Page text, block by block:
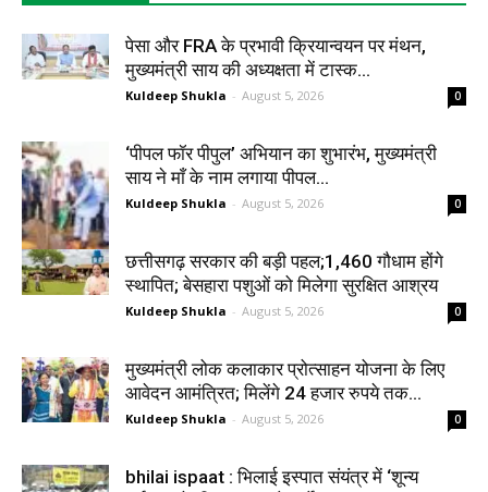
पेसा और FRA के प्रभावी क्रियान्वयन पर मंथन,
मुख्यमंत्री साय की अध्यक्षता में टास्क...
Kuldeep Shukla - August 5, 2026 0
‘पीपल फॉर पीपुल’ अभियान का शुभारंभ, मुख्यमंत्री
साय ने माँ के नाम लगाया पीपल...
Kuldeep Shukla - August 5, 2026 0
छत्तीसगढ़ सरकार की बड़ी पहल;1,460 गौधाम होंगे
स्थापित; बेसहारा पशुओं को मिलेगा सुरक्षित आश्रय
Kuldeep Shukla - August 5, 2026 0
मुख्यमंत्री लोक कलाकार प्रोत्साहन योजना के लिए
आवेदन आमंत्रित; मिलेंगे 24 हजार रुपये तक...
Kuldeep Shukla - August 5, 2026 0
bhilai ispaat : भिलाई इस्पात संयंत्र में ‘शून्य